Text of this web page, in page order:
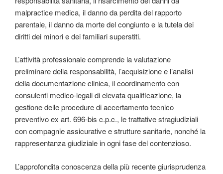
malpractice medica, il danno da perdita del rapporto
parentale, il danno da morte del congiunto e la tutela dei
diritti dei minori e dei familiari superstiti.
L’attività professionale comprende la valutazione
preliminare della responsabilità, l’acquisizione e l’analisi
della documentazione clinica, il coordinamento con
consulenti medico-legali di elevata qualificazione, la
gestione delle procedure di accertamento tecnico
preventivo ex art. 696-bis c.p.c., le trattative stragiudiziali
con compagnie assicurative e strutture sanitarie, nonché la
rappresentanza giudiziale in ogni fase del contenzioso.
L’approfondita conoscenza della più recente giurisprudenza